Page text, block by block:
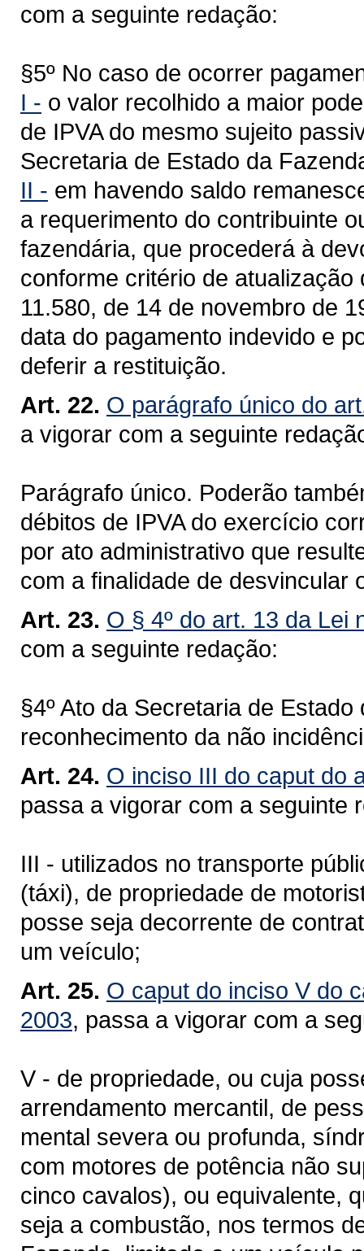
com a seguinte redação:
§5º No caso de ocorrer
I - o valor recolhido a maior
de IPVA do mesmo sujeito
Secretaria de Estado da
II - em havendo saldo
a requerimento do contribuinte
fazendária, que procederá à
conforme critério de
11.580, de 14 de novembro de
data do pagamento indevido e
deferir a restituição.
Art. 22. O parágrafo único do
a vigorar com a seguinte
Parágrafo único. Poderão
débitos de IPVA do exercício
por ato administrativo que
com a finalidade de desvincular
Art. 23. O § 4º do art. 13 da Lei
com a seguinte redação:
§4º Ato da Secretaria de
reconhecimento da não
Art. 24. O inciso III do caput do
passa a vigorar com a seguinte
III - utilizados no transporte
(táxi), de propriedade de
posse seja decorrente de
um veículo;
Art. 25. O caput do inciso V do
2003, passa a vigorar com a
V - de propriedade, ou cuja
arrendamento mercantil, de
mental severa ou profunda,
com motores de potência não
cinco cavalos), ou equivalente,
seja a combustão, nos termos